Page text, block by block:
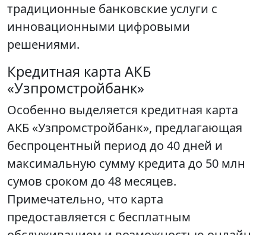
традиционные банковские услуги с
инновационными цифровыми
решениями.
Кредитная карта АКБ
«Узпромстройбанк»
Особенно выделяется кредитная карта
АКБ «Узпромстройбанк», предлагающая
беспроцентный период до 40 дней и
максимальную сумму кредита до 50 млн
сумов сроком до 48 месяцев.
Примечательно, что карта
предоставляется с бесплатным